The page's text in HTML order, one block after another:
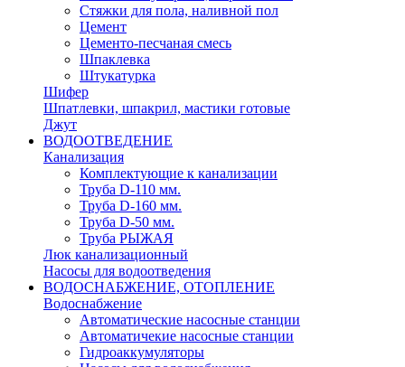
Стяжки для пола, наливной пол
Цемент
Цементо-песчаная смесь
Шпаклевка
Штукатурка
Шифер
Шпатлевки, шпакрил, мастики готовые
Джут
ВОДООТВЕДЕНИЕ
Канализация
Комплектующие к канализации
Труба D-110 мм.
Труба D-160 мм.
Труба D-50 мм.
Труба РЫЖАЯ
Люк канализационный
Насосы для водоотведения
ВОДОСНАБЖЕНИЕ, ОТОПЛЕНИЕ
Водоснабжение
Автоматичеcкие насосные станции
Автоматичекие насосные станции
Гидроаккумуляторы